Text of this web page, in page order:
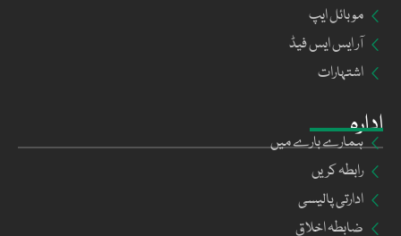
ادارہ
ہمارے بارے میں
رابطہ کریں
ادارتی پالیسی
ضابطہ اخلاق
موبائل ایپ
آر ایس ایس فیڈ
اشتہارات